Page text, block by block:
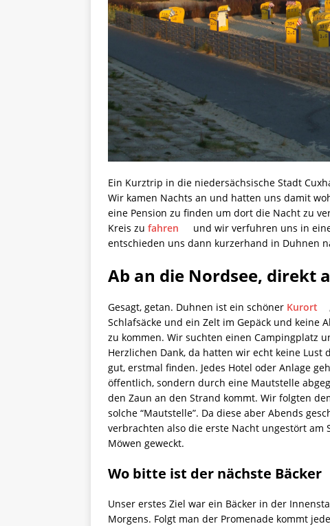
Ein Kurztrip in die niedersächsische Stadt
Wir kamen Nachts an und hatten uns damit
eine Pension zu finden um dort die Nacht zu
Kreis zu fahren
und wir verfuhren uns in
entschieden uns dann kurzerhand in Duhnen
Ab an die Nordsee, direkt
Gesagt, getan. Duhnen ist ein schöner Kurort
Schlafsäcke und ein Zelt im Gepäck und keine
zu kommen. Wir suchten einen Campingplatz
Herzlichen Dank, da hatten wir echt keine Lust
gut, erstmal finden. Jedes Hotel oder Anlage
öffentlich, sondern durch eine Mautstelle
den Zaun an den Strand kommt. Wir folgten
solche “Mautstelle”. Da diese aber Abends
verbrachten also die erste Nacht ungestört
Möwen geweckt.
Wo bitte ist der nächste Bäcker
Unser erstes Ziel war ein Bäcker in der
Morgens. Folgt man der Promenade kommt